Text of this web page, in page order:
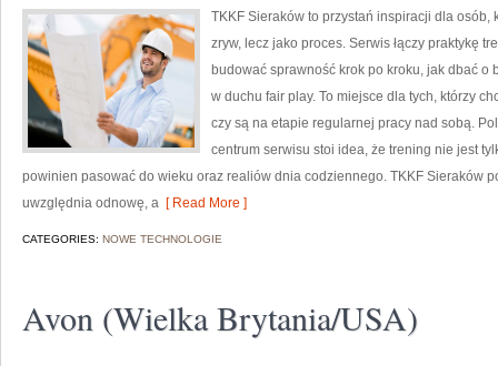
TKKF Sieraków to przystań inspiracji dla
zryw, lecz jako proces. Serwis łączy praktykę
budować sprawność krok po kroku, jak dbać
w duchu fair play. To miejsce dla tych, którzy
czy są na etapie regularnej pracy nad sobą.
centrum serwisu stoi idea, że trening nie jest
powinien pasować do wieku oraz realiów dnia codziennego. TKKF Sieraków
uwzględnia odnowę, a [ Read More ]
CATEGORIES: NOWE TECHNOLOGIE
Avon (Wielka Brytania/USA)